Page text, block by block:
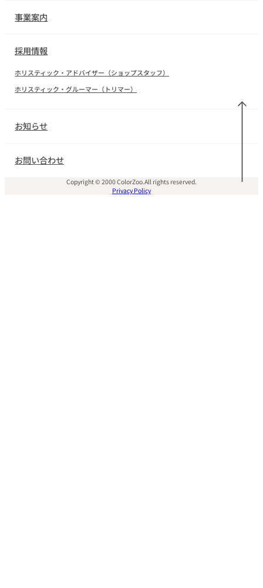
事業案内
採用情報
ホリスティック・アドバイザー（ショップスタッフ）
ホリスティック・グルーマー（トリマー）
お知らせ
お問い合わせ
Copyright © 2000 ColorZoo.All rights reserved.
Privacy Policy